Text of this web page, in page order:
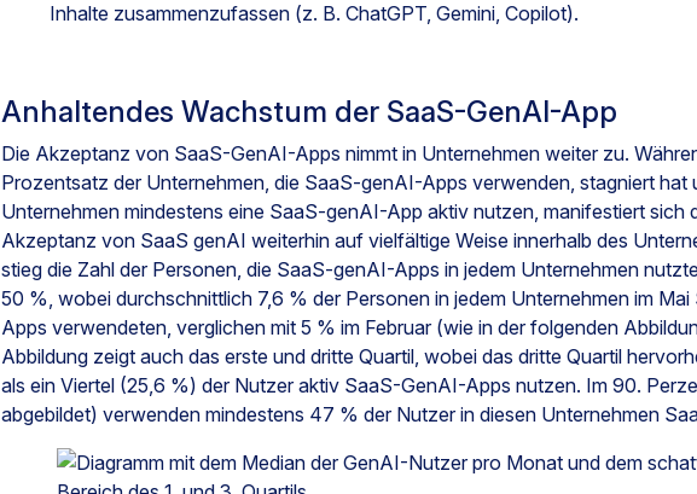
Inhalte zusammenzufassen (z. B. ChatGPT, Gemini, Copilot).
Anhaltendes Wachstum der SaaS-GenAI-App
Die Akzeptanz von SaaS-GenAI-Apps nimmt in Unternehmen weiter zu.
Prozentsatz der Unternehmen, die SaaS-genAI-Apps verwenden, stagniert hat
Unternehmen mindestens eine SaaS-genAI-App aktiv nutzen, manifestiert sich
Akzeptanz von SaaS genAI weiterhin auf vielfältige Weise innerhalb des
stieg die Zahl der Personen, die SaaS-genAI-Apps in jedem Unternehmen
50 %, wobei durchschnittlich 7,6 % der Personen in jedem Unternehmen im
Apps verwendeten, verglichen mit 5 % im Februar (wie in der folgenden
Abbildung zeigt auch das erste und dritte Quartil, wobei das dritte Quartil
als ein Viertel (25,6 %) der Nutzer aktiv SaaS-GenAI-Apps nutzen. Im 90.
abgebildet) verwenden mindestens 47 % der Nutzer in diesen Unternehmen